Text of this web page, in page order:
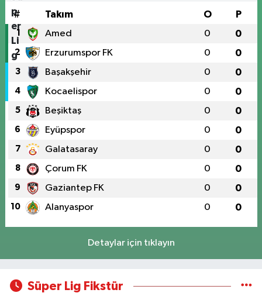
# Takım O P
1 Amed 0 0
2 Erzurumspor FK 0 0
3 Başakşehir 0 0
4 Kocaelispor 0 0
5 Beşiktaş 0 0
6 Eyüpspor 0 0
7 Galatasaray 0 0
8 Çorum FK 0 0
9 Gaziantep FK 0 0
10 Alanyaspor 0 0
Detaylar için tıklayın
Süper Lig Fikstür